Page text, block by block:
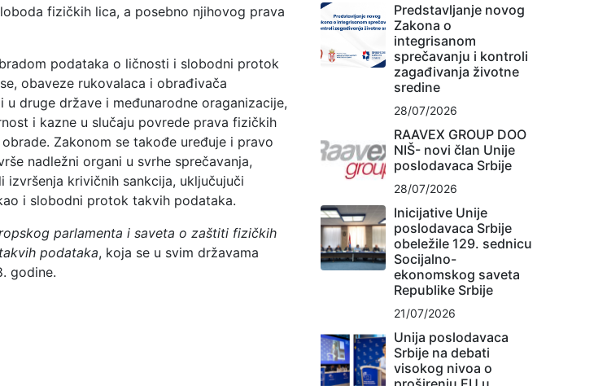
fizičkih lica, a posebno njihovog prava
podataka o ličnosti i slobodni protok
obaveze rukovalaca i obrađivača
druge države i međunarodne oraganizacije,
i kazne u slučaju povrede prava fizičkih
Zakonom se takođe uređuje i pravo
nadležni organi u svrhe sprečavanja,
krivičnih sankcija, uključujuči
i slobodni protok takvih podataka.
parlamenta i saveta o zaštiti fizičkih
podataka, koja se u svim državama
godine.
Predstavljanje novog
Zakona o
integrisanom
sprečavanju i kontroli
zagađivanja životne
sredine
28/07/2026
RAAVEX GROUP DOO
NIŠ- novi član Unije
poslodavaca Srbije
28/07/2026
Inicijative Unije
poslodavaca Srbije
obeležile 129. sednicu
Socijalno-
ekonomskog saveta
Republike Srbije
21/07/2026
Unija poslodavaca
Srbije na debati
visokog nivoa o